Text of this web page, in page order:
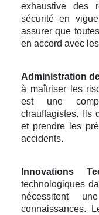
exhaustive des
sécurité en
assurer que
en accord avec
Administration
à maîtriser les
est une
chauffagistes. Ils
et prendre les
accidents.
Innovations
technologiques
nécessitent
connaissances.